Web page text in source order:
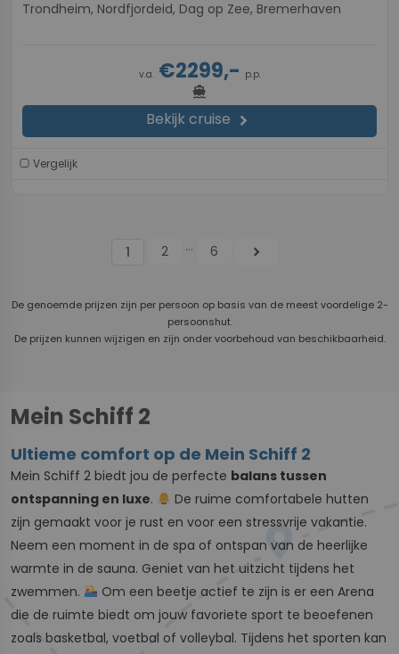
Trondheim, Nordfjordeid, Dag op Zee, Bremerhaven
v.a.€2299,- p.p.
directions_boat
Bekijk cruise chevron_right
Vergelijk
1 2 ... 6 chevron_right
De genoemde prijzen zijn per persoon op basis van de meest voordelige 2-
persoonshut.
De prijzen kunnen wijzigen en zijn onder voorbehoud van beschikbaarheid.
Mein Schiff 2
Ultieme comfort op de Mein Schiff 2
Mein Schiff 2 biedt jou de perfecte balans tussen
ontspanning en luxe.
De ruime comfortabele hutten
zijn gemaakt voor je rust en voor een stressvrije vakantie.
Neem een moment in de spa of ontspan van de heerlijke
warmte in de sauna. Geniet van het uitzicht tijdens het
zwemmen.
Om een beetje actief te zijn is er een Arena
die de ruimte biedt om jouw favoriete sport te beoefenen
zoals basketbal, voetbal of volleybal. Tijdens het sporten kan